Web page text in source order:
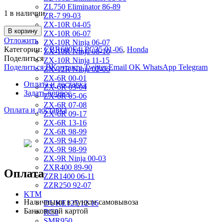
ZL750 Eliminator 86-89
ZR-7 99-03
ZX-10R 04-05
ZX-10R 06-07
ZX-10R Ninja 06-07
ZX-10R Ninja 08-10
ZX-10R Ninja 11-15
ZX-12R Ninja 02-06
ZX-6R 00-01
ZX-6R 03-04
ZX-6R 05-06
ZX-6R 07-08
ZX-6R 09-17
ZX-6R 13-16
ZX-6R 98-99
ZX-9R 94-97
ZX-9R 98-99
ZX-9R Ninja 00-03
ZXR400 89-90
ZZR1400 06-11
ZZR250 92-07
KTM
DUKE125 12-16
RC8
1 в наличии
В корзину
Отложить
Категории: CBR600F4i PC35 01-06, Honda
Поделиться
Поделиться ВКонтакте Twitter Email OK WhatsApp Telegram
Оплата и доставка
Задать вопрос
Оплата и доставка
Оплата
Наличными в пункте самовывоза
Банковской картой